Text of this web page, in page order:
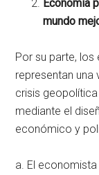
Economía
mundo
Por su parte,
representan una
crisis
mediante el
económico y
a. El